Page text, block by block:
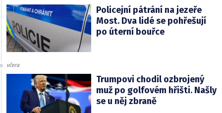
Policejní pátrání na jezeře
Most. Dva lidé se pohřešují
po úterní bouřce
včera
Trumpovi chodil ozbrojený
muž po golfovém hřišti. Našly
se u něj zbraně